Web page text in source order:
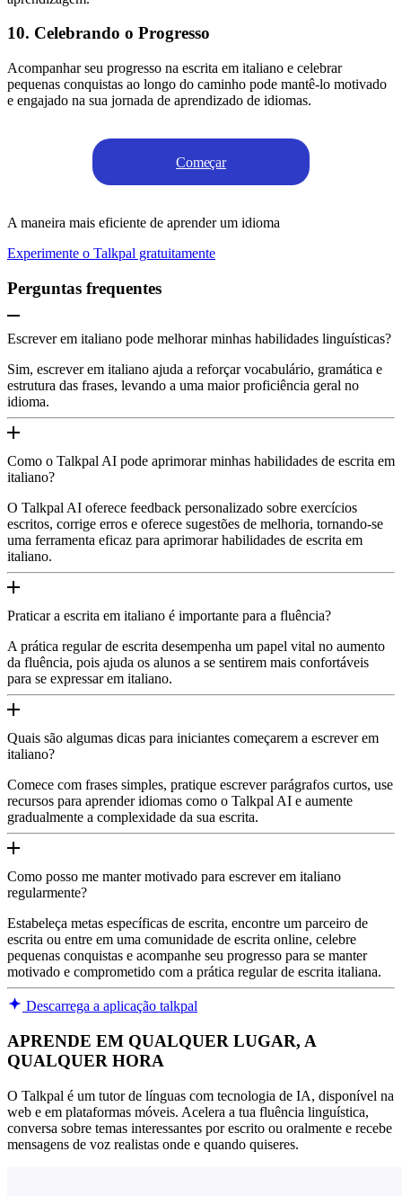
10. Celebrando o Progresso
Acompanhar seu progresso na escrita em italiano e celebrar
pequenas conquistas ao longo do caminho pode mantê-lo motivado
e engajado na sua jornada de aprendizado de idiomas.
Começar
A maneira mais eficiente de aprender um idioma
Experimente o Talkpal gratuitamente
Perguntas frequentes
Escrever em italiano pode melhorar minhas habilidades linguísticas?
Sim, escrever em italiano ajuda a reforçar vocabulário, gramática e
estrutura das frases, levando a uma maior proficiência geral no
idioma.
Como o Talkpal AI pode aprimorar minhas habilidades de escrita em
italiano?
O Talkpal AI oferece feedback personalizado sobre exercícios
escritos, corrige erros e oferece sugestões de melhoria, tornando-se
uma ferramenta eficaz para aprimorar habilidades de escrita em
italiano.
Praticar a escrita em italiano é importante para a fluência?
A prática regular de escrita desempenha um papel vital no aumento
da fluência, pois ajuda os alunos a se sentirem mais confortáveis
para se expressar em italiano.
Quais são algumas dicas para iniciantes começarem a escrever em
italiano?
Comece com frases simples, pratique escrever parágrafos curtos, use
recursos para aprender idiomas como o Talkpal AI e aumente
gradualmente a complexidade da sua escrita.
Como posso me manter motivado para escrever em italiano
regularmente?
Estabeleça metas específicas de escrita, encontre um parceiro de
escrita ou entre em uma comunidade de escrita online, celebre
pequenas conquistas e acompanhe seu progresso para se manter
motivado e comprometido com a prática regular de escrita italiana.
Descarrega a aplicação talkpal
APRENDE EM QUALQUER LUGAR, A
QUALQUER HORA
O Talkpal é um tutor de línguas com tecnologia de IA, disponível na
web e em plataformas móveis. Acelera a tua fluência linguística,
conversa sobre temas interessantes por escrito ou oralmente e recebe
mensagens de voz realistas onde e quando quiseres.